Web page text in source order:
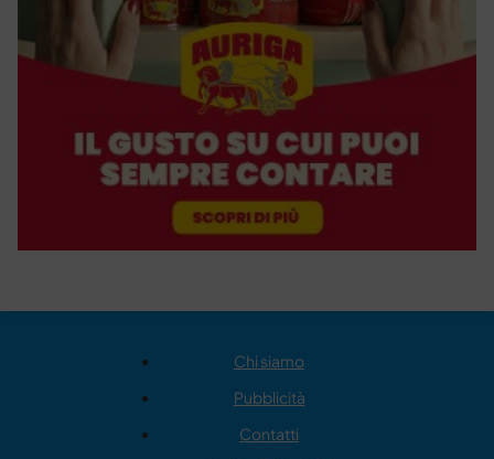
Chi siamo
Pubblicità
Contatti